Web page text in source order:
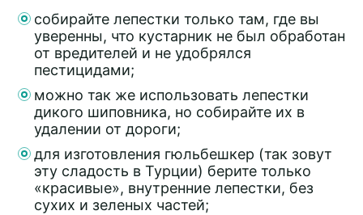
собирайте лепестки только там, где вы
уверенны, что кустарник не был обработан
от вредителей и не удобрялся
пестицидами;
можно так же использовать лепестки
дикого шиповника, но собирайте их в
удалении от дороги;
для изготовления гюльбешкер (так зовут
эту сладость в Турции) берите только
«красивые», внутренние лепестки, без
сухих и зеленых частей;